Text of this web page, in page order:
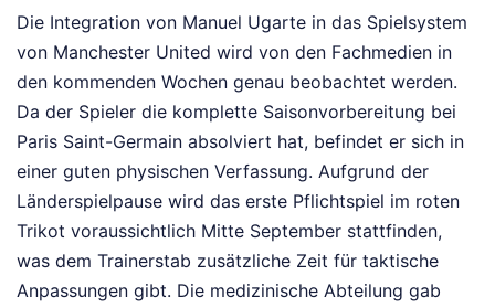
Die Integration von Manuel Ugarte in das Spielsystem
von Manchester United wird von den Fachmedien in
den kommenden Wochen genau beobachtet werden.
Da der Spieler die komplette Saisonvorbereitung bei
Paris Saint-Germain absolviert hat, befindet er sich in
einer guten physischen Verfassung. Aufgrund der
Länderspielpause wird das erste Pflichtspiel im roten
Trikot voraussichtlich Mitte September stattfinden,
was dem Trainerstab zusätzliche Zeit für taktische
Anpassungen gibt. Die medizinische Abteilung gab